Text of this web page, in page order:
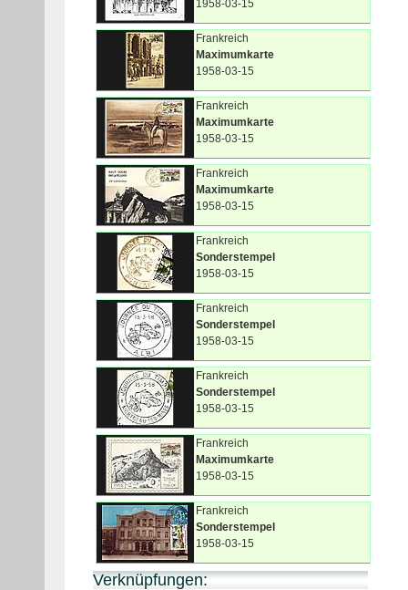
1958-03-15
Frankreich
Maximumkarte
1958-03-15
Frankreich
Maximumkarte
1958-03-15
Frankreich
Maximumkarte
1958-03-15
Frankreich
Sonderstempel
1958-03-15
Frankreich
Sonderstempel
1958-03-15
Frankreich
Sonderstempel
1958-03-15
Frankreich
Maximumkarte
1958-03-15
Frankreich
Sonderstempel
1958-03-15
Verknüpfungen: